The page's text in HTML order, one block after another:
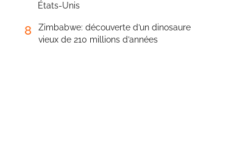
États-Unis
8
Zimbabwe: découverte d’un dinosaure
vieux de 210 millions d’années